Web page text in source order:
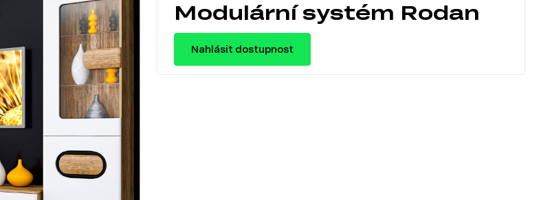
Modulární systém Rodan
Nahlásit dostupnost